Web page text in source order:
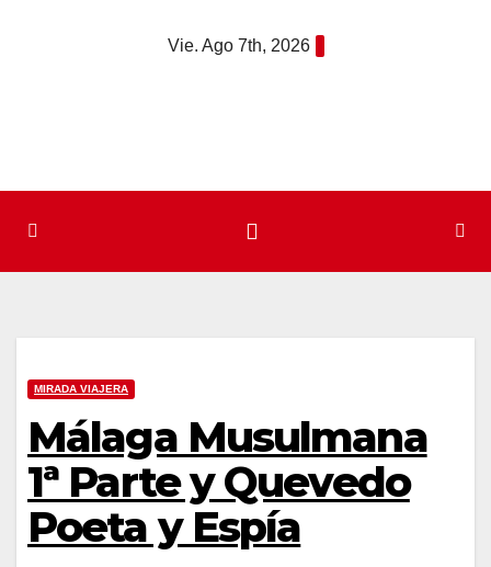
Vie. Ago 7th, 2026
MIRADA VIAJERA
Málaga Musulmana
1ª Parte y Quevedo
Poeta y Espía